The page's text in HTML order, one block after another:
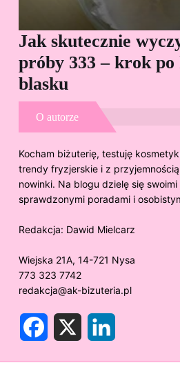
Jak skutecznie
próby 333 – krok
blasku
O autorze
Kocham biżuterię, testuję
trendy fryzjerskie i z
nowinki. Na blogu dzielę się swoimi
sprawdzonymi poradami i
Redakcja: Dawid Mielcarz
Wiejska 21A, 14-721 Nysa
773 323 7742
redakcja@ak-bizuteria.pl
b
e